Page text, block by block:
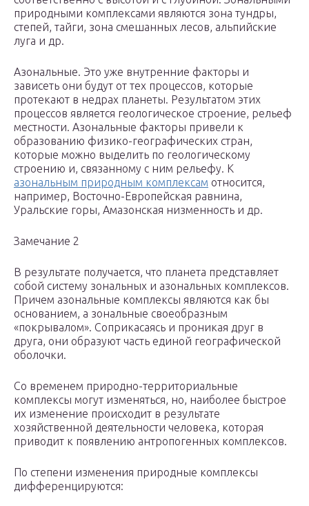
природными комплексами являются зона тундры,
степей, тайги, зона смешанных лесов, альпийские
луга и др.
Азональные. Это уже внутренние факторы и
зависеть они будут от тех процессов, которые
протекают в недрах планеты. Результатом этих
процессов является геологическое строение, рельеф
местности. Азональные факторы привели к
образованию физико-географических стран,
которые можно выделить по геологическому
строению и, связанному с ним рельефу. К
азональным природным комплексам относится,
например, Восточно-Европейская равнина,
Уральские горы, Амазонская низменность и др.
Замечание 2
В результате получается, что планета представляет
собой систему зональных и азональных комплексов.
Причем азональные комплексы являются как бы
основанием, а зональные своеобразным
«покрывалом». Соприкасаясь и проникая друг в
друга, они образуют часть единой географической
оболочки.
Со временем природно-территориальные
комплексы могут изменяться, но, наиболее быстрое
их изменение происходит в результате
хозяйственной деятельности человека, которая
приводит к появлению антропогенных комплексов.
По степени изменения природные комплексы
дифференцируются: